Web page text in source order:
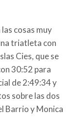
cosas muy
triatleta con
Cies, que se
30:52 para
de 2:49:34 y
sobre las dos
Barrio y Monica